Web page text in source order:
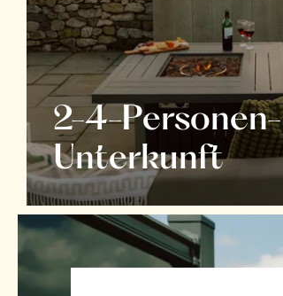
2-4-Personen-
Unterkunft